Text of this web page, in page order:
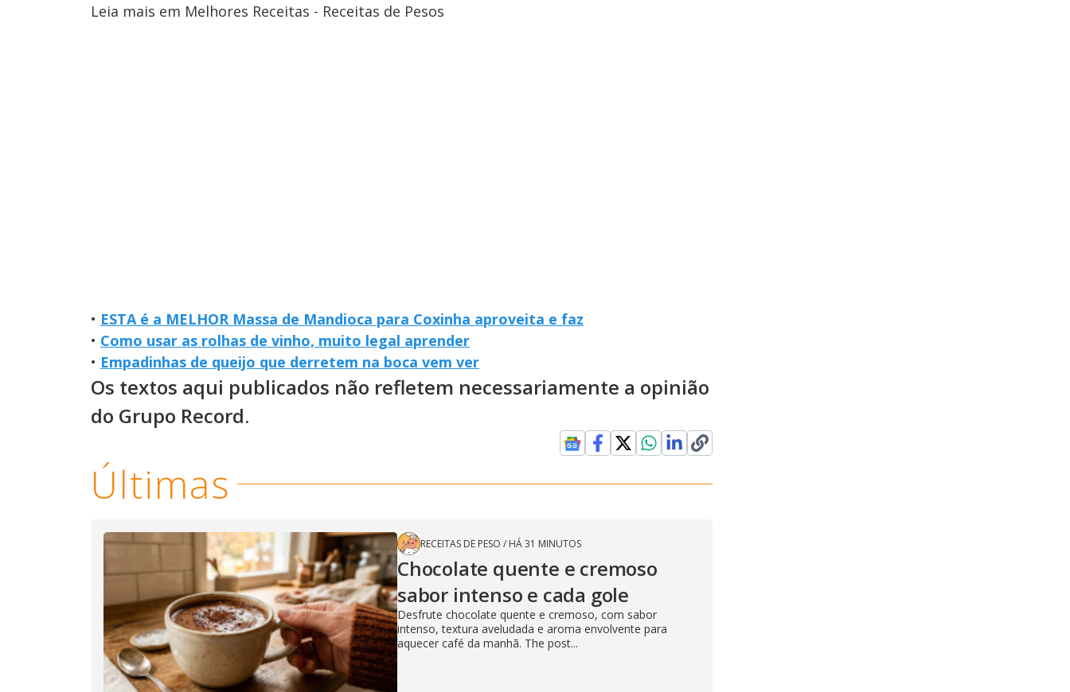
Leia mais em Melhores Receitas - Receitas de Pesos
• ESTA é a MELHOR Massa de Mandioca para Coxinha aproveita e faz
• Como usar as rolhas de vinho, muito legal aprender
• Empadinhas de queijo que derretem na boca vem ver
Os textos aqui publicados não refletem necessariamente a opinião
do Grupo Record.
Últimas
RECEITAS DE PESO / HÁ 31 MINUTOS
Chocolate quente e cremoso
sabor intenso e cada gole
Desfrute chocolate quente e cremoso, com sabor
intenso, textura aveludada e aroma envolvente para
aquecer café da manhã. The post...